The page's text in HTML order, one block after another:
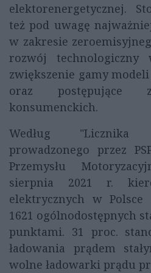
elektorenergetycznej.
też pod uwagę
w zakresie
rozwój technologiczny
zwiększenie gamy
oraz postępujące
konsumenckich.
Według "Licznika
prowadzonego przez
Przemysłu
sierpnia 2021 r.
elektrycznych w
1621 ogólnodostępnych
punktami. 31 proc.
ładowania prądem
wolne ładowarki prądu